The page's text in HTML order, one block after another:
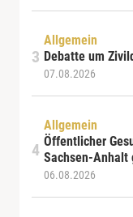
Allgemein
Debatte um
07.08.2026
Allgemein
Öffentlicher
Sachsen-Anhalt
06.08.2026